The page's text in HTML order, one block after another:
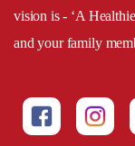
vision is - ‘A
and your family